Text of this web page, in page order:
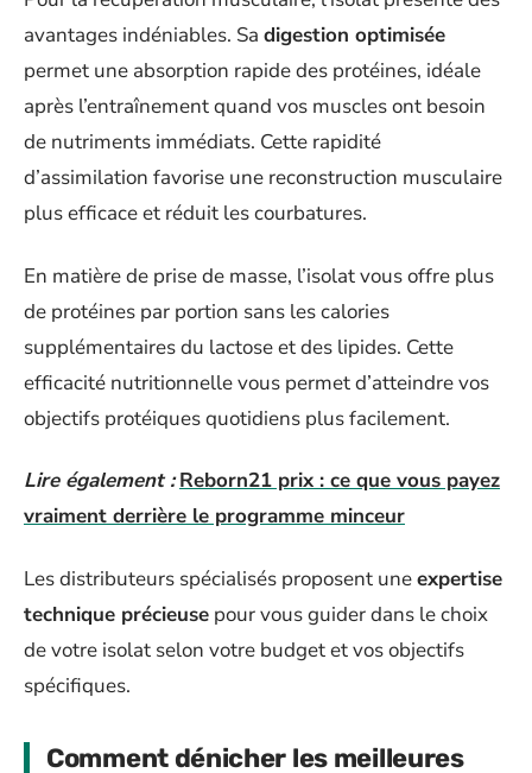
avantages indéniables. Sa digestion optimisée
permet une absorption rapide des protéines, idéale
après l’entraînement quand vos muscles ont besoin
de nutriments immédiats. Cette rapidité
d’assimilation favorise une reconstruction musculaire
plus efficace et réduit les courbatures.
En matière de prise de masse, l’isolat vous offre plus
de protéines par portion sans les calories
supplémentaires du lactose et des lipides. Cette
efficacité nutritionnelle vous permet d’atteindre vos
objectifs protéiques quotidiens plus facilement.
Lire également : Reborn21 prix : ce que vous payez
vraiment derrière le programme minceur
Les distributeurs spécialisés proposent uneexpertise
technique précieuse pour vous guider dans le choix
de votre isolat selon votre budget et vos objectifs
spécifiques.
Comment dénicher les meilleures